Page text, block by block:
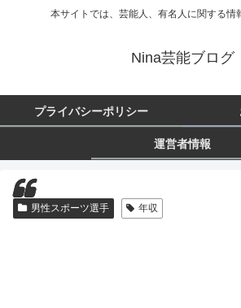
本サイトでは、芸能人、有名人に関する情
Nina芸能ブログ
プライバシーポリシー
運営者情報
男性スポーツ選手 年収